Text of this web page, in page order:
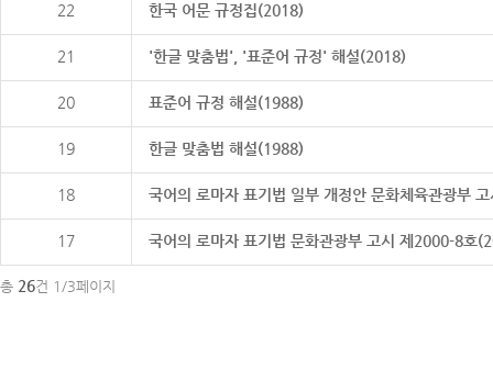
22 한국 어문 규정집(2018)
21 '한글 맞춤법', '표준어 규정' 해설(2018)
20 표준어 규정 해설(1988)
19 한글 맞춤법 해설(1988)
18 국어의 로마자 표기법 일부 개정안 문화체육관광부
17 국어의 로마자 표기법 문화관광부 고시 제2000-8호
총 26건 1/3페이지